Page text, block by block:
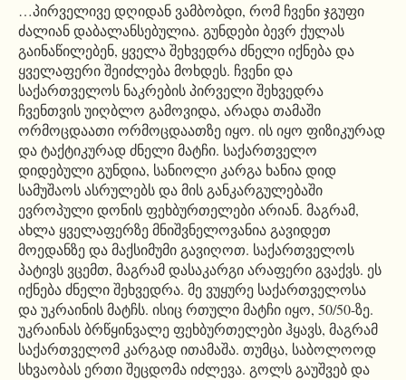
…პირველივე დღიდან ვამბობდი, რომ ჩვენი ჯგუფი
ძალიან დაბალანსებულია. გუნდები ბევრ ქულას
გაინაწილებენ, ყველა შეხვედრა ძნელი იქნება და
ყველაფერი შეიძლება მოხდეს. ჩვენი და
საქართველოს ნაკრების პირველი შეხვედრა
ჩვენთვის უიღბლო გამოვიდა, არადა თამაში
ორმოცდაათი ორმოცდაათზე იყო. ის იყო ფიზიკურად
და ტაქტიკურად ძნელი მატჩი. საქართველო
დიდებული გუნდია, სანიოლი კარგა ხანია დიდ
სამუშაოს ასრულებს და მის განკარგულებაში
ევროპული დონის ფეხბურთელები არიან. მაგრამ,
ახლა ყველაფერზე მნიშვნელოვანია გავიდეთ
მოედანზე და მაქსიმუმი გავიღოთ. საქართველოს
პატივს ვცემთ, მაგრამ დასაკარგი არაფერი გვაქვს. ეს
იქნება ძნელი შეხვედრა. მე ვუყურე საქართველოსა
და უკრაინის მატჩს. ისიც რთული მატჩი იყო, 50/50-ზე.
უკრაინას ბრწყინვალე ფეხბურთელები ჰყავს, მაგრამ
საქართველომ კარგად ითამაშა. თუმცა, საბოლოოდ
სხვაობას ერთი შეცდომა იძლევა. გოლს გაუშვებ და